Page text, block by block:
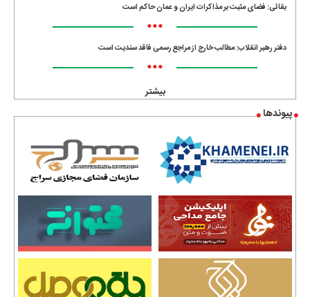
بقائی: فضای مثبت بر مذاکرات ایران و عمان حاکم است
•••
دفتر رهبر انقلاب: مطالب خارج از مراجع رسمی فاقد سندیت است
•••
بیشتر
پیوندها